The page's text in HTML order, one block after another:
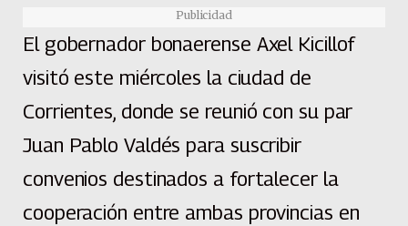
Publicidad
El gobernador bonaerense Axel Kicillof
visitó este miércoles la ciudad de
Corrientes, donde se reunió con su par
Juan Pablo Valdés para suscribir
convenios destinados a fortalecer la
cooperación entre ambas provincias en